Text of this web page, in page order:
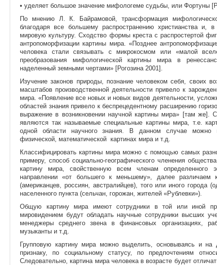
• уделяет большое значение мифологеме судьбы, или Фортуны
По мнению Л. К. Байрамовой, трансформация
благодаря все большему распространению христианства и,
мировую культуру. Сходство формы креста с распростертой
антропоморфизации картины мира. «Позднее
человека стали связывать с микрокосмом или «малой
преобразования мифологической картины мира в
наделенный земными чертами» [Рогозина 2001].
Изучение законов природы, познание человеком себя, своих
масштабов производственной деятельности привело к
мира. «Появление все новых и новых видов деятельности,
областей знания привело к беспрецедентному расширению
выражение в возникновении научной картины мира» [там же].
являются так называемые специальные картины мира, т.е.
одной области научного знания. В данном случае можно
физической, математической картинах мира и т.д.
Классифицировать картины мира можно с помощью самых
примеру, способ социально-географического членения
картину мира, свойственную всем членам определенного
направлении «от большего к меньшему», далее
(американцев, россиян, австралийцев), того или иного города
населенного пункта (сельчан, горожан, жителей «Рублевки»).
Общую картину мира имеют сотрудники в той или иной
мировидением будут обладать научные сотрудники высших
менеджеры среднего звена в финансовых организациях,
музыканты и т.д.
Групповую картину мира можно выделить, основываясь и на
признаку, по социальному статусу, по предпочтениям
Следовательно, картина мира человека в возрасте будет